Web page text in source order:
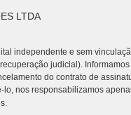
LTDA
independente e sem
judicial).
do contrato de
lo, nos responsabilizamos